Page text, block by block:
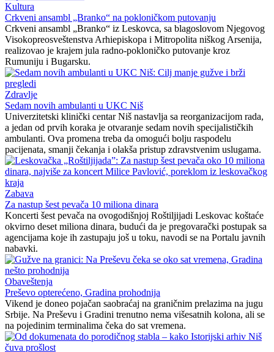
Kultura
Crkveni ansambl „Branko“ na pokloničkom putovanju
Crkveni ansambl „Branko“ iz Leskovca, sa blagoslovom Njegovog
Visokopreosveštenstva Arhiepiskopa i Mitropolita niškog Arsenija,
realizovao je krajem jula radno-pokloničko putovanje kroz
Rumuniju i Bugarsku.
Zdravlje
Sedam novih ambulanti u UKC Niš
Univerzitetski klinički centar Niš nastavlja sa reorganizacijom rada,
a jedan od prvih koraka je otvaranje sedam novih specijalističkih
ambulanti. Ova promena treba da omogući bolju raspodelu
pacijenata, smanji čekanja i olakša pristup zdravstvenim uslugama.
Zabava
Za nastup šest pevača 10 miliona dinara
Koncerti šest pevača na ovogodišnjoj Roštiljijadi Leskovac koštaće
okvirno deset miliona dinara, budući da je pregovarački postupak sa
agencijama koje ih zastupaju još u toku, navodi se na Portalu javnih
nabavki.
Obaveštenja
Preševo opterećeno, Gradina prohodnija
Vikend je doneo pojačan saobraćaj na graničnim prelazima na jugu
Srbije. Na Preševu i Gradini trenutno nema višesatnih kolona, ali se
na pojedinim terminalima čeka do sat vremena.